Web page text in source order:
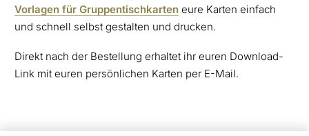
Vorlagen für Gruppentischkarten eure Karten einfach
und schnell selbst gestalten und drucken.
Direkt nach der Bestellung erhaltet ihr euren Download-
Link mit euren persönlichen Karten per E-Mail.